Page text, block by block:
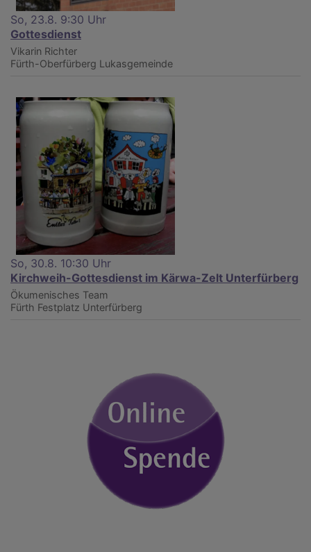
So, 23.8. 9:30 Uhr
Gottesdienst
Vikarin Richter
Fürth-Oberfürberg Lukasgemeinde
So, 30.8. 10:30 Uhr
Kirchweih-Gottesdienst im Kärwa-Zelt Unterfürberg
Ökumenisches Team
Fürth Festplatz Unterfürberg